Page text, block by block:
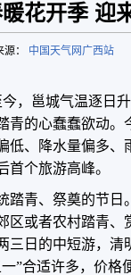
花开季 迎
： 中国天气网广西站
今，邕城气温逐日
青的心蠢蠢欲动
低、降水量偏多、
首个旅游高峰。
踏青、祭奠的节日
区或者农村踏青、
三日的中短游，
”合适许多，价